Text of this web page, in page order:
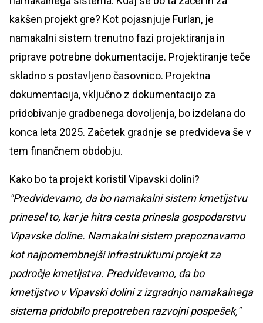
kakšen projekt gre? Kot pojasnjuje Furlan, je
namakalni sistem trenutno fazi projektiranja in
priprave potrebne dokumentacije. Projektiranje teče
skladno s postavljeno časovnico. Projektna
dokumentacija, vključno z dokumentacijo za
pridobivanje gradbenega dovoljenja, bo izdelana do
konca leta 2025. Začetek gradnje se predvideva še v
tem finančnem obdobju.
Kako bo ta projekt koristil Vipavski dolini?
"Predvidevamo, da bo namakalni sistem kmetijstvu
prinesel to, kar je hitra cesta prinesla gospodarstvu
Vipavske doline. Namakalni sistem prepoznavamo
kot najpomembnejši infrastrukturni projekt za
področje kmetijstva. Predvidevamo, da bo
kmetijstvo v Vipavski dolini z izgradnjo namakalnega
sistema pridobilo prepotreben razvojni pospešek,"